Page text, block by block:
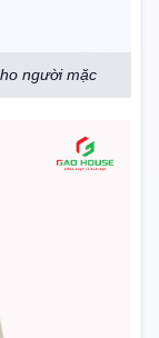
người mặc